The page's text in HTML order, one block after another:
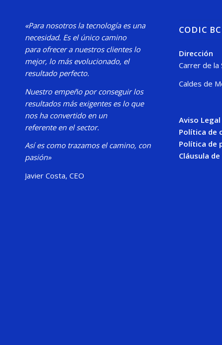
«Para nosotros la tecnología es una
necesidad. Es el único camino
para ofrecer a nuestros clientes lo
mejor, lo más evolucionado, el
resultado perfecto.
Nuestro empeño por conseguir los
resultados más exigentes es lo que
nos ha convertido en un
referente en el sector.
Así es como trazamos el camino, con
pasión»
Javier Costa, CEO
CODIC
Dirección
Carrer de la
Caldes de
Aviso Legal
Política de
Política de
Cláusula